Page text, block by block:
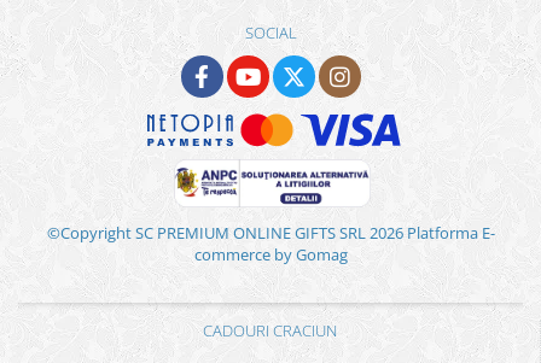
SOCIAL
©Copyright SC PREMIUM ONLINE GIFTS SRL 2026 Platforma E-
commerce by Gomag
CADOURI CRACIUN